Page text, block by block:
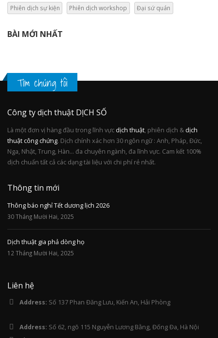
Phiên dịch sự kiện Phiên dịch workshop Đại sứ quán
BÀI MỚI NHẤT
Tìm chúng tôi
Công ty dịch thuật DỊCH SỐ
Là một đơn vị hàng đầu trong lĩnh vực dịch thuật, phiên dịch & dịch
thuật công chứng. Dịch chính xác hơn 30 ngôn ngữ : Anh, Pháp, Đức,
Nga, Nhật, Trung, Hàn... đa chuyên ngành, đa lĩnh vực. Cam kết 100%
dịch chuẩn tất cả các dạng tài liệu với chi phí rẻ nhất.
Thông tin mới
Thông báo nghỉ Tết dương lịch 2026
30 Tháng Mười Hai, 2025
Dịch thuật gia phả dòng họ
12 Tháng Mười Hai, 2025
Liên hệ
Address: Số 137 Phan Đăng Lưu, Kiến An, Hải Phòng
Address: Số 62, ngõ 115 Nguyễn Lương Bằng, Đống Đa, Hà Nội